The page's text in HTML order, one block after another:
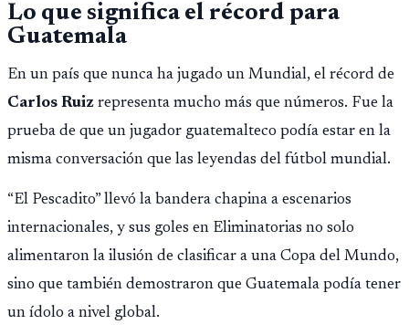
difundida por CDAG.
Lo que significa el récord para
Guatemala
En un país que nunca ha jugado un Mundial, el récord de
Carlos Ruiz representa mucho más que números. Fue la
prueba de que un jugador guatemalteco podía estar en la
misma conversación que las leyendas del fútbol mundial.
“El Pescadito” llevó la bandera chapina a escenarios
internacionales, y sus goles en Eliminatorias no solo
alimentaron la ilusión de clasificar a una Copa del Mundo,
sino que también demostraron que Guatemala podía tener
un ídolo a nivel global.